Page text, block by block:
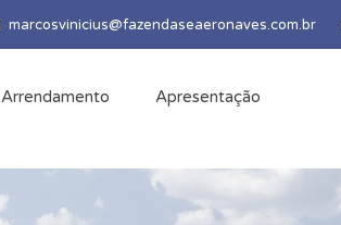
marcosvinicius@fazendaseaeronaves.com.br
Arrendamento Apresentação